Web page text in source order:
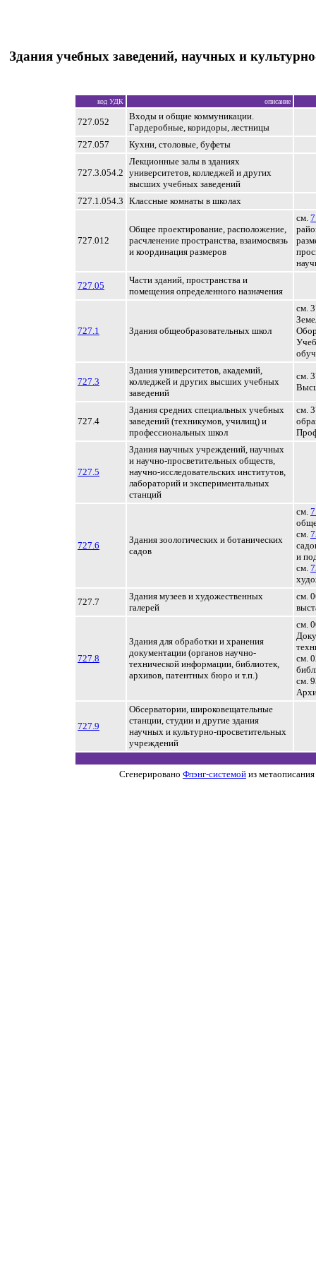
Здания учебных заведений, научных и
код УДК описание
727.052
Входы и общие коммуникации.
Гардеробные, коридоры, лестницы
727.057
Кухни, столовые, буфеты
727.3.054.2
Лекционные залы в зданиях
университетов, колледжей и других
высших учебных заведений
727.1.054.3 Классные комнаты в школах
727.012
Общее проектирование, расположение,
расчленение пространства, взаимосвязь
и координация размеров
см.
727.05
Части зданий, пространства и
помещения определенного назначения
727.1 Здания общеобразовательных школ
см.
727.3
Здания университетов, академий,
колледжей и других высших учебных
заведений
см.
727.4
Здания средних специальных учебных
заведений (техникумов, училищ) и
профессиональных школ
см.
727.5
Здания научных учреждений, научных
и научно-просветительных обществ,
научно-исследовательских институтов,
лабораторий и экспериментальных
станций
727.6
Здания зоологических и ботанических
садов
см.
см.
и
см.
727.7
Здания музеев и художественных
галерей
см.
727.8
Здания для обработки и хранения
документации (органов научно-
технической информации, библиотек,
архивов, патентных бюро и т.п.)
см.
см.
см.
727.9
Обсерватории, широковещательные
станции, студии и другие здания
научных и культурно-просветительных
учреждений
Сгенерировано Флэнг-системой из